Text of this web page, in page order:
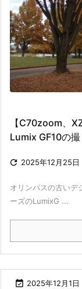
【C70zoom、
Lumix GF10の
 2025年12月25日
オリンパスの古いデ
ーズのLumixG ...
 2025年12月1日